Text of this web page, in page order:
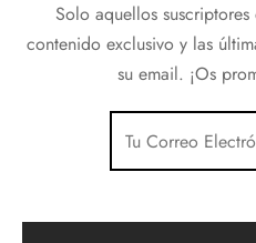
Solo aquellos
contenido exclusivo y las
su email. ¡Os